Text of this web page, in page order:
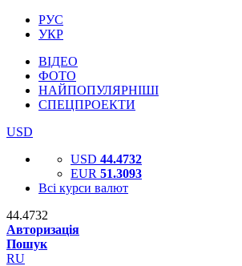
РУС
УКР
ВІДЕО
ФОТО
НАЙПОПУЛЯРНІШІ
СПЕЦПРОЕКТИ
USD
USD 44.4732
EUR 51.3093
Всі курси валют
44.4732
Авторизація
Пошук
RU